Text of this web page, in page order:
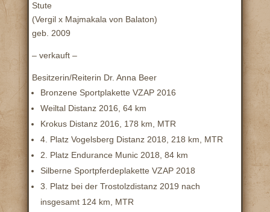
Stute
(Vergil x Majmakala von Balaton)
geb. 2009
– verkauft –
Besitzerin/Reiterin Dr. Anna Beer
Bronzene Sportplakette VZAP 2016
Weiltal Distanz 2016, 64 km
Krokus Distanz 2016, 178 km, MTR
4. Platz Vogelsberg Distanz 2018, 218 km, MTR
2. Platz Endurance Munic 2018, 84 km
Silberne Sportpferdeplakette VZAP 2018
3. Platz bei der Trostolzdistanz 2019 nach
insgesamt 124 km, MTR